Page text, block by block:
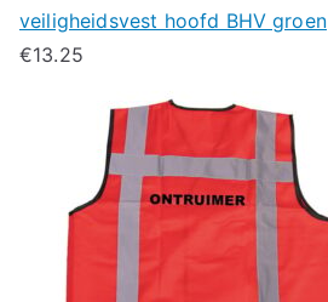
veiligheidsvest hoofd BHV groen
€13.25